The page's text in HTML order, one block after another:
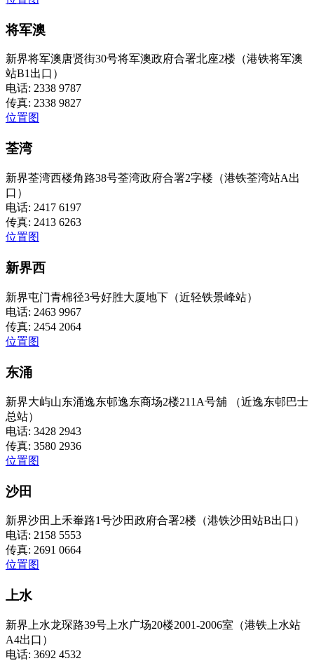
将军澳
新界将军澳唐贤街30号将军澳政府合署北座2楼（港铁将军澳
站B1出口）
电话: 2338 9787
传真: 2338 9827
位置图
荃湾
新界荃湾西楼角路38号荃湾政府合署2字楼（港铁荃湾站A出
口）
电话: 2417 6197
传真: 2413 6263
位置图
新界西
新界屯门青棉径3号好胜大厦地下（近轻铁景峰站）
电话: 2463 9967
传真: 2454 2064
位置图
东涌
新界大屿山东涌逸东邨逸东商场2楼211A号舖 （近逸东邨巴士
总站）
电话: 3428 2943
传真: 3580 2936
位置图
沙田
新界沙田上禾輋路1号沙田政府合署2楼（港铁沙田站B出口）
电话: 2158 5553
传真: 2691 0664
位置图
上水
新界上水龙琛路39号上水广场20楼2001-2006室（港铁上水站
A4出口）
电话: 3692 4532